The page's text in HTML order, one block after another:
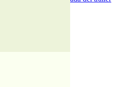
SETMANA